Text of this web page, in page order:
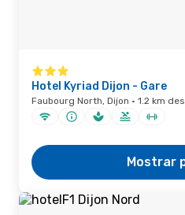
Hotel Kyriad Dijon - Gare
Faubourg North, Dijon · 1.2 km
Mostrar